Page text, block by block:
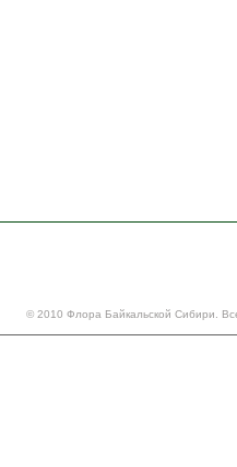
© 2010 Флора Байкальской Сибири.